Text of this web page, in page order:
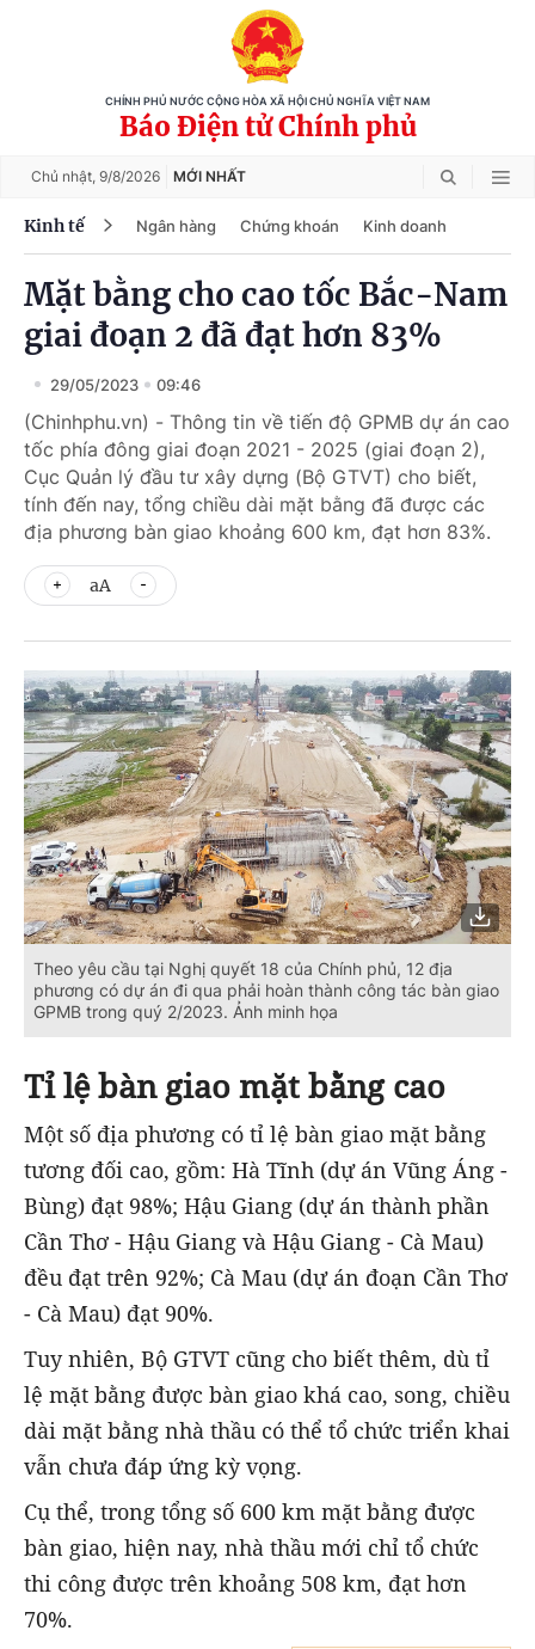
CHÍNH PHỦ NƯỚC CỘNG HÒA XÃ HỘI CHỦ NGHĨA VIỆT NAM
Báo Điện tử Chính phủ
Chủ nhật, 9/8/2026 MỚI NHẤT
Kinh tế Ngân hàng Chứng khoán Kinh doanh
Mặt bằng cho cao tốc Bắc-Nam
giai đoạn 2 đã đạt hơn 83%
29/05/2023 09:46
(Chinhphu.vn) - Thông tin về tiến độ GPMB dự án cao
tốc phía đông giai đoạn 2021 - 2025 (giai đoạn 2),
Cục Quản lý đầu tư xây dựng (Bộ GTVT) cho biết,
tính đến nay, tổng chiều dài mặt bằng đã được các
địa phương bàn giao khoảng 600 km, đạt hơn 83%.
aA
Theo yêu cầu tại Nghị quyết 18 của Chính phủ, 12 địa
phương có dự án đi qua phải hoàn thành công tác bàn giao
GPMB trong quý 2/2023. Ảnh minh họa
Tỉ lệ bàn giao mặt bằng cao
Một số địa phương có tỉ lệ bàn giao mặt bằng
tương đối cao, gồm: Hà Tĩnh (dự án Vũng Áng -
Bùng) đạt 98%; Hậu Giang (dự án thành phần
Cần Thơ - Hậu Giang và Hậu Giang - Cà Mau)
đều đạt trên 92%; Cà Mau (dự án đoạn Cần Thơ
- Cà Mau) đạt 90%.
Tuy nhiên, Bộ GTVT cũng cho biết thêm, dù tỉ
lệ mặt bằng được bàn giao khá cao, song, chiều
dài mặt bằng nhà thầu có thể tổ chức triển khai
vẫn chưa đáp ứng kỳ vọng.
Cụ thể, trong tổng số 600 km mặt bằng được
bàn giao, hiện nay, nhà thầu mới chỉ tổ chức
thi công được trên khoảng 508 km, đạt hơn
70%.